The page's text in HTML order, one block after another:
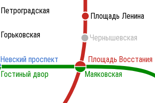
Невский проспект
Гостиный двор Маяковская
Площадь Восстания
Горьковская
Петроградская
Чернышевская
Площадь Ленина